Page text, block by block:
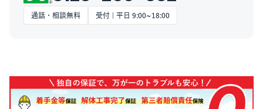
通話・相談無料 受付 | 平日 9:00~18:00